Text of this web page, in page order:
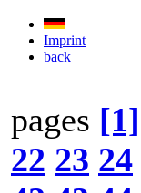
Imprint
back
pages [1]
22 23 24